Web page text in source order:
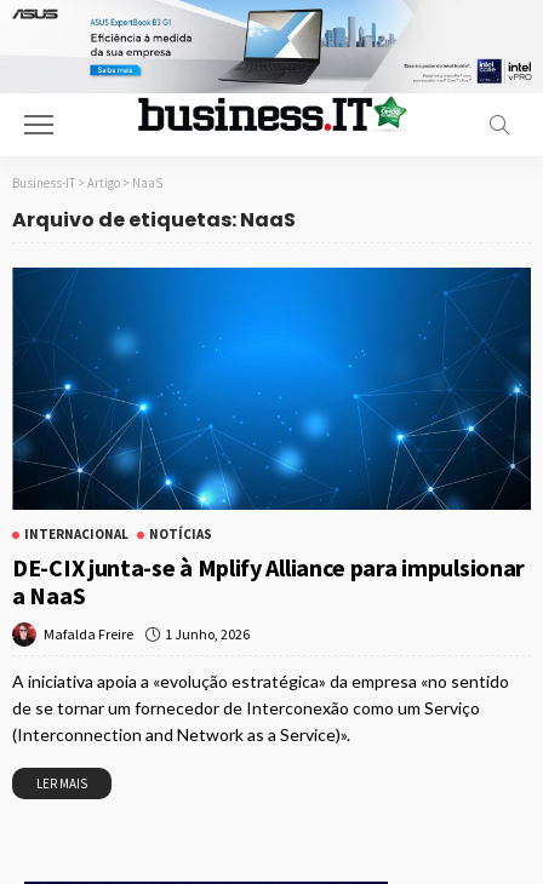
Business-IT > Artigo > NaaS
Arquivo de etiquetas: NaaS
INTERNACIONAL NOTÍCIAS
DE-CIX junta-se à Mplify Alliance para impulsionar
a NaaS
Mafalda Freire 1 Junho, 2026
A iniciativa apoia a «evolução estratégica» da empresa «no sentido
de se tornar um fornecedor de Interconexão como um Serviço
(Interconnection and Network as a Service)».
LER MAIS